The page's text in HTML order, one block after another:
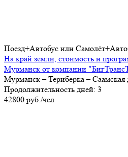
Поезд+Автобус или
На край земли, стоимость и
Мурманск от компании
Мурманск – Териберка – Саамская
Продолжительность дней: 3
42800 руб./чел